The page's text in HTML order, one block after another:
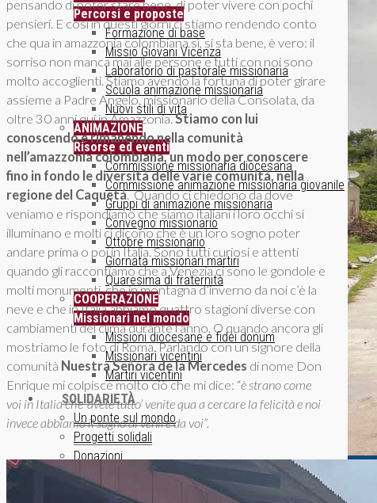
Percorsi e proposte
Formazione di base
Missio Giovani Vicenza
Laboratorio di pastorale missionaria
Scuola animazione missionaria
Nuovi stili di vita
ANIMAZIONE
Risorse ed eventi
Commissione missionaria diocesana
Commissione animazione missionaria giovanile
Gruppi di animazione missionaria
Convegno missionario
Ottobre missionario
Giornata missionari martiri
Quaresima di fraternità
COOPERAZIONE
Missionari nel mondo
Missioni diocesane e fidei donum
Missionari vicentini
Martiri vicentini
SOLIDARIETÀ
Un ponte sul mondo
Progetti solidali
Donazioni
INFORMAZIONE
Archivio News
pensando di poter stare bene, di poter vivere con pochi
pensieri. E così in questi giorni ci stiamo rendendo conto
che qua in amazzonia colombiana sì, si sta bene, è vero: il
sorriso non manca mai alle persone e tutti con noi sono
molto accoglienti. Stiamo avendo la fortuna di poter girare
assieme a Padre Angelo, missionario della Consolata, da
oltre 30 anni qui in Amazzonia.Stiamo con lui
conoscendo e rimanendo nella comunità
nell’amazzonia colombiana, un modo per conoscere
fino in fondo le diversità delle varie comunità, nella
regione del Caquetá. Quando ci chiedono da dove
veniamo e rispondiamo che siamo italiani i loro occhi si
illuminano e molti ci dicono che è un loro sogno poter
andare prima o poi in Italia. Sono tutti curiosi e attenti
quando gli raccontiamo che a Venezia ci sono le gondole e
molti monumenti, che in montagna d’inverno da noi c’è la
neve e che in Italia abbiamo quattro stagioni diverse con
cambiamenti del clima durante l’anno. O quando ancora gli
mostriamo le foto di Roma. Parlando con un signore della
comunità Nuestra Señora de la Mercedes di nome Don
Enrique mi colpisce molto ciò che mi dice: “è strano come
voi in Italia che ‘avete tutto’ venite qua a cercare la felicità e noi
invece abbiamo il sogno di venire da voi”.